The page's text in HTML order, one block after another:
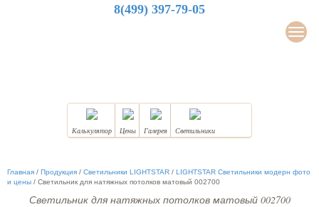
8(499) 397-79-05
Калькулятор Цены Галерея Светильники
Главная / Продукция / Светильники LIGHTSTAR / LIGHTSTAR Светильники модерн фото
и цены / Светильник для натяжных потолков матовый 002700
Светильник для натяжных потолков матовый 002700